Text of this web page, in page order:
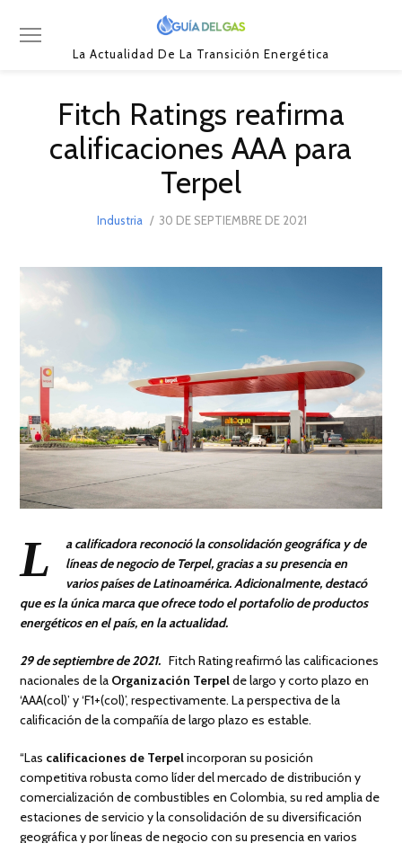
La Actualidad De La Transición Energética
Fitch Ratings reafirma
calificaciones AAA para
Terpel
Industria
POSTED
30 DE SEPTIEMBRE DE 2021
L
a calificadora reconoció la consolidación geográfica y de
líneas de negocio de Terpel, gracias a su presencia en
varios países de Latinoamérica. Adicionalmente, destacó
que es la única marca que ofrece todo el portafolio de productos
energéticos en el país, en la actualidad.
29 deseptiembre de 2021. Fitch Rating reafirmó las calificaciones
nacionales de la Organización Terpelde largo y corto plazo en
‘AAA(col)’ y ‘F1+(col)’, respectivamente. La perspectiva de la
calificación de la compañía de largo plazo es estable.
“Las calificaciones de Terpelincorporan su posición
competitiva robusta como líder del mercado de distribución y
comercialización de combustibles en Colombia, su red amplia de
estaciones de servicio y la consolidación de su diversificación
geográfica y por líneas de negocio con su presencia en varios